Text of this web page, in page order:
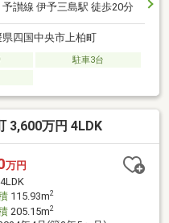
予讃線 伊予三島駅 徒歩20分
県四国中央市上柏町
駐車3台
3,600万円 4LDK
万円
4LDK
115.93m2
205.15m2